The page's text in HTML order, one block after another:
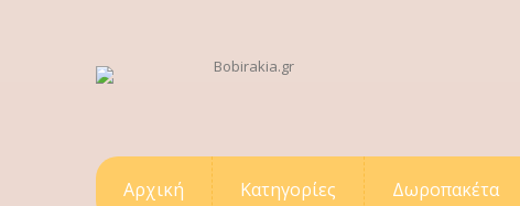
Αρχική Κατηγορίες Δωροπακέτα